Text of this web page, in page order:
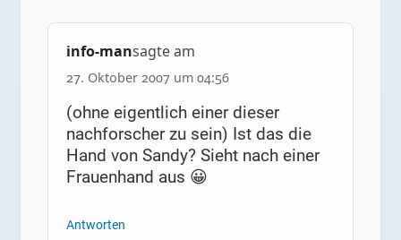
info-mansagte am
27. Oktober 2007 um 04:56
(ohne eigentlich einer dieser
nachforscher zu sein) Ist das die
Hand von Sandy? Sieht nach einer
Frauenhand aus 😀
Antworten